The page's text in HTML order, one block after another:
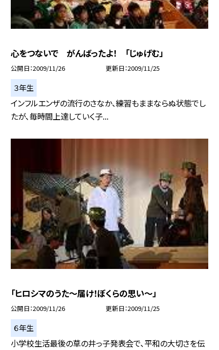
心をつないで がんばったよ！ 「じゅげむ」
公開日 2009/11/26 更新日 2009/11/25
３年生
インフルエンザの流行のさなか、練習もままならぬ状態でし
たが、毎時間上達していく子...
「ヒロシマのうた〜届け！ぼくらの思い〜」
公開日 2009/11/26 更新日 2009/11/25
６年生
小学校生活最後の草の井っ子発表会で、平和の大切さを伝